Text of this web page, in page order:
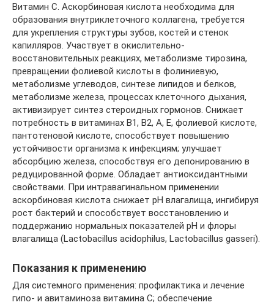
Витамин С. Аскорбиновая кислота необходима для
образования внутриклеточного коллагена, требуется
для укрепления структуры зубов, костей и стенок
капилляров. Участвует в окислительно-
восстановительных реакциях, метаболизме тирозина,
превращении фолиевой кислоты в фолиниевую,
метаболизме углеводов, синтезе липидов и белков,
метаболизме железа, процессах клеточного дыхания,
активизирует синтез стероидных гормонов. Снижает
потребность в витаминах B1, B2, A, E, фолиевой кислоте,
пантотеновой кислоте, способствует повышению
устойчивости организма к инфекциям; улучшает
абсорбцию железа, способствуя его депонированию в
редуцированной форме. Обладает антиоксидантными
свойствами. При интравагинальном применении
аскорбиновая кислота снижает рН влагалища, ингибируя
рост бактерий и способствует восстановлению и
поддержанию нормальных показателей рН и флоры
влагалища (Lactobacillus acidophilus, Lactobacillus gasseri).
Показания к применению
Для системного применения: профилактика и лечение
гипо- и авитаминоза витамина С; обеспечение